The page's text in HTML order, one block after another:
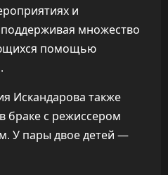
и
множество
помощью
Искандарова также
браке с режиссером
У пары двое детей —